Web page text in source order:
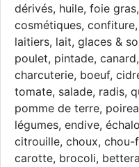
dérivés, huile, foie
cosmétiques,
laitiers, lait, glaces &
poulet, pintade,
charcuterie, boeuf,
tomate, salade, radis,
pomme de terre,
légumes, endive,
citrouille, choux, chou-
carotte, brocoli,